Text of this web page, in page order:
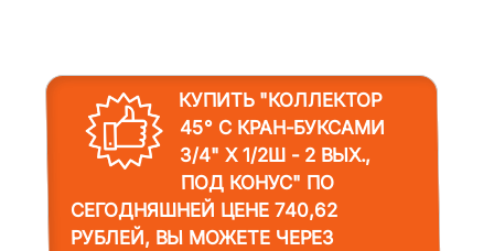
КУПИТЬ "КОЛЛЕКТОР
45° С КРАН-БУКСАМИ
3/4" Х 1/2Ш - 2 ВЫХ.,
ПОД КОНУС"ПО
СЕГОДНЯШНЕЙ ЦЕНЕ 740,62
РУБЛЕЙ, ВЫ МОЖЕТЕ ЧЕРЕЗ